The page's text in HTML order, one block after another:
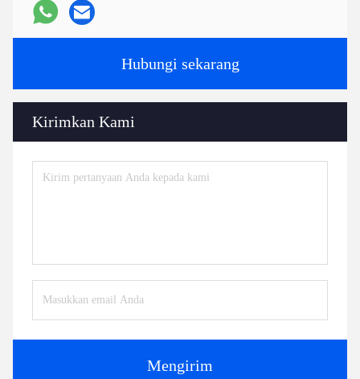
Hubungi sekarang
Kirimkan Kami
Mengirim